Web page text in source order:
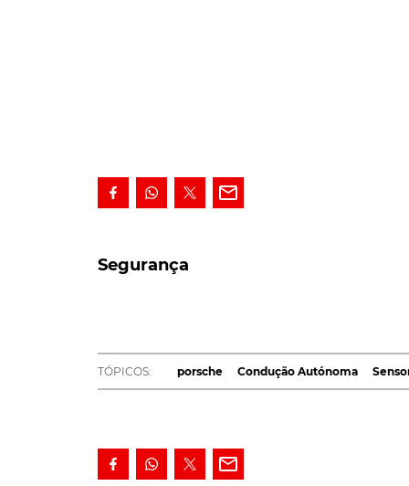
A Porsche acaba de investir na empresa
O responsável pelo departamento de
Oferecendo maior segurança por um preço
Segurança
TÓPICOS: porsche Condução Autónoma